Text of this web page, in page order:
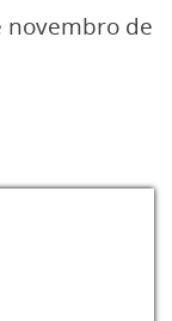
novembro de